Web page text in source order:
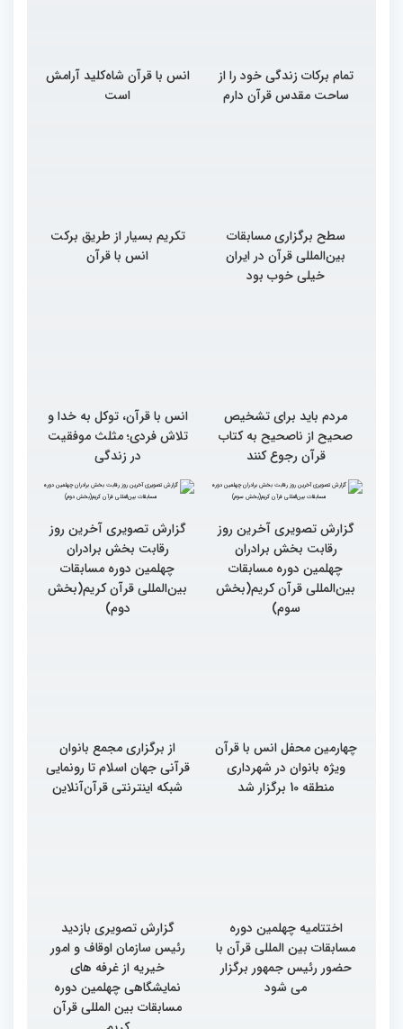
تمام برکات زندگی خود را از
ساحت مقدس قرآن دارم
انس با قرآن شاه‌کلید آرامش
است
سطح برگزاری مسابقات
بین‌المللی قرآن در ایران
خیلی خوب بود
تکریم بسیار از طریق برکت
انس با قرآن
مردم باید برای تشخیص
صحیح از ناصحیح به کتاب
قرآن رجوع کنند
انس با قرآن، توکل به خدا و
تلاش فردی؛ مثلث موفقیت
در زندگی
گزارش تصویری آخرین روز
رقابت بخش برادران
چهلمین دوره مسابقات
بین‌المللی قرآن کریم(بخش
سوم)
گزارش تصویری آخرین روز
رقابت بخش برادران
چهلمین دوره مسابقات
بین‌المللی قرآن کریم(بخش
دوم)
چهارمین محفل انس با قرآن
ویژه بانوان در شهرداری
منطقه 10 برگزار شد
از برگزاری مجمع بانوان
قرآنی جهان اسلام تا رونمایی
شبکه اینترنتی قرآن‌آنلاین
اختتامیه چهلمین دوره
مسابقات بین المللی قرآن با
حضور رئیس جمهور برگزار
می شود
گزارش تصویری بازدید
رئیس سازمان اوقاف و امور
خیریه از غرفه های
نمایشگاهی چهلمین دوره
مسابقات بین المللی قرآن